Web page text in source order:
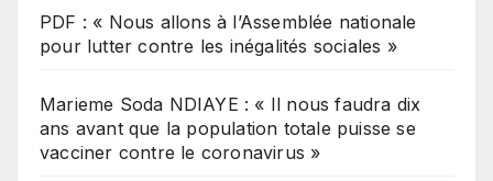
PDF : « Nous allons à l’Assemblée nationale
pour lutter contre les inégalités sociales »
Marieme Soda NDIAYE : « Il nous faudra dix
ans avant que la population totale puisse se
vacciner contre le coronavirus »